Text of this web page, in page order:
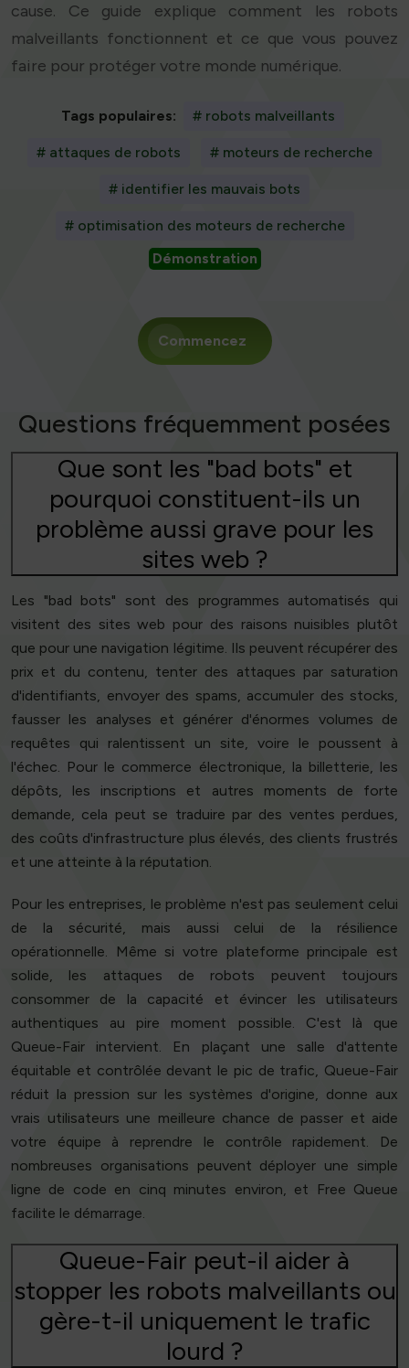
cause. Ce guide explique comment les robots
malveillants fonctionnent et ce que vous pouvez
faire pour protéger votre monde numérique.
Tags populaires: # robots malveillants
# attaques de robots # moteurs de recherche
# identifier les mauvais bots
# optimisation des moteurs de recherche
Démonstration
Commencez
Questions fréquemment posées
Que sont les "bad bots" et
pourquoi constituent-ils un
problème aussi grave pour les
sites web ?
Les "bad bots" sont des programmes automatisés qui
visitent des sites web pour des raisons nuisibles plutôt
que pour une navigation légitime. Ils peuvent récupérer des
prix et du contenu, tenter des attaques par saturation
d'identifiants, envoyer des spams, accumuler des stocks,
fausser les analyses et générer d'énormes volumes de
requêtes qui ralentissent un site, voire le poussent à
l'échec. Pour le commerce électronique, la billetterie, les
dépôts, les inscriptions et autres moments de forte
demande, cela peut se traduire par des ventes perdues,
des coûts d'infrastructure plus élevés, des clients frustrés
et une atteinte à la réputation.
Pour les entreprises, le problème n'est pas seulement celui
de la sécurité, mais aussi celui de la résilience
opérationnelle. Même si votre plateforme principale est
solide, les attaques de robots peuvent toujours
consommer de la capacité et évincer les utilisateurs
authentiques au pire moment possible. C'est là que
Queue-Fair intervient. En plaçant une salle d'attente
équitable et contrôlée devant le pic de trafic, Queue-Fair
réduit la pression sur les systèmes d'origine, donne aux
vrais utilisateurs une meilleure chance de passer et aide
votre équipe à reprendre le contrôle rapidement. De
nombreuses organisations peuvent déployer une simple
ligne de code en cinq minutes environ, et Free Queue
facilite le démarrage.
Queue-Fair peut-il aider à
stopper les robots malveillants ou
gère-t-il uniquement le trafic
lourd ?